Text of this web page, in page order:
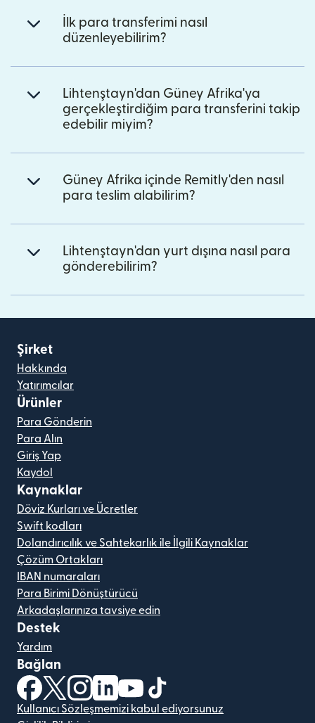
İlk para transferimi nasıl
düzenleyebilirim?
Lihtenştayn'dan Güney Afrika'ya
gerçekleştirdiğim para transferini takip
edebilir miyim?
Güney Afrika içinde Remitly'den nasıl
para teslim alabilirim?
Lihtenştayn'dan yurt dışına nasıl para
gönderebilirim?
Şirket
Hakkında
Yatırımcılar
Ürünler
Para Gönderin
Para Alın
Giriş Yap
Kaydol
Kaynaklar
Döviz Kurları ve Ücretler
Swift kodları
Dolandırıcılık ve Sahtekarlık ile İlgili Kaynaklar
Çözüm Ortakları
IBAN numaraları
Para Birimi Dönüştürücü
Arkadaşlarınıza tavsiye edin
Destek
Yardım
Bağlan
(yeni pencerede açılır)
(yeni pencerede açılır)
(yeni pencerede açılır)
(yeni pencerede açılır)
(yeni pencerede açılır)
Kullanıcı Sözleşmemizi kabul ediyorsunuz